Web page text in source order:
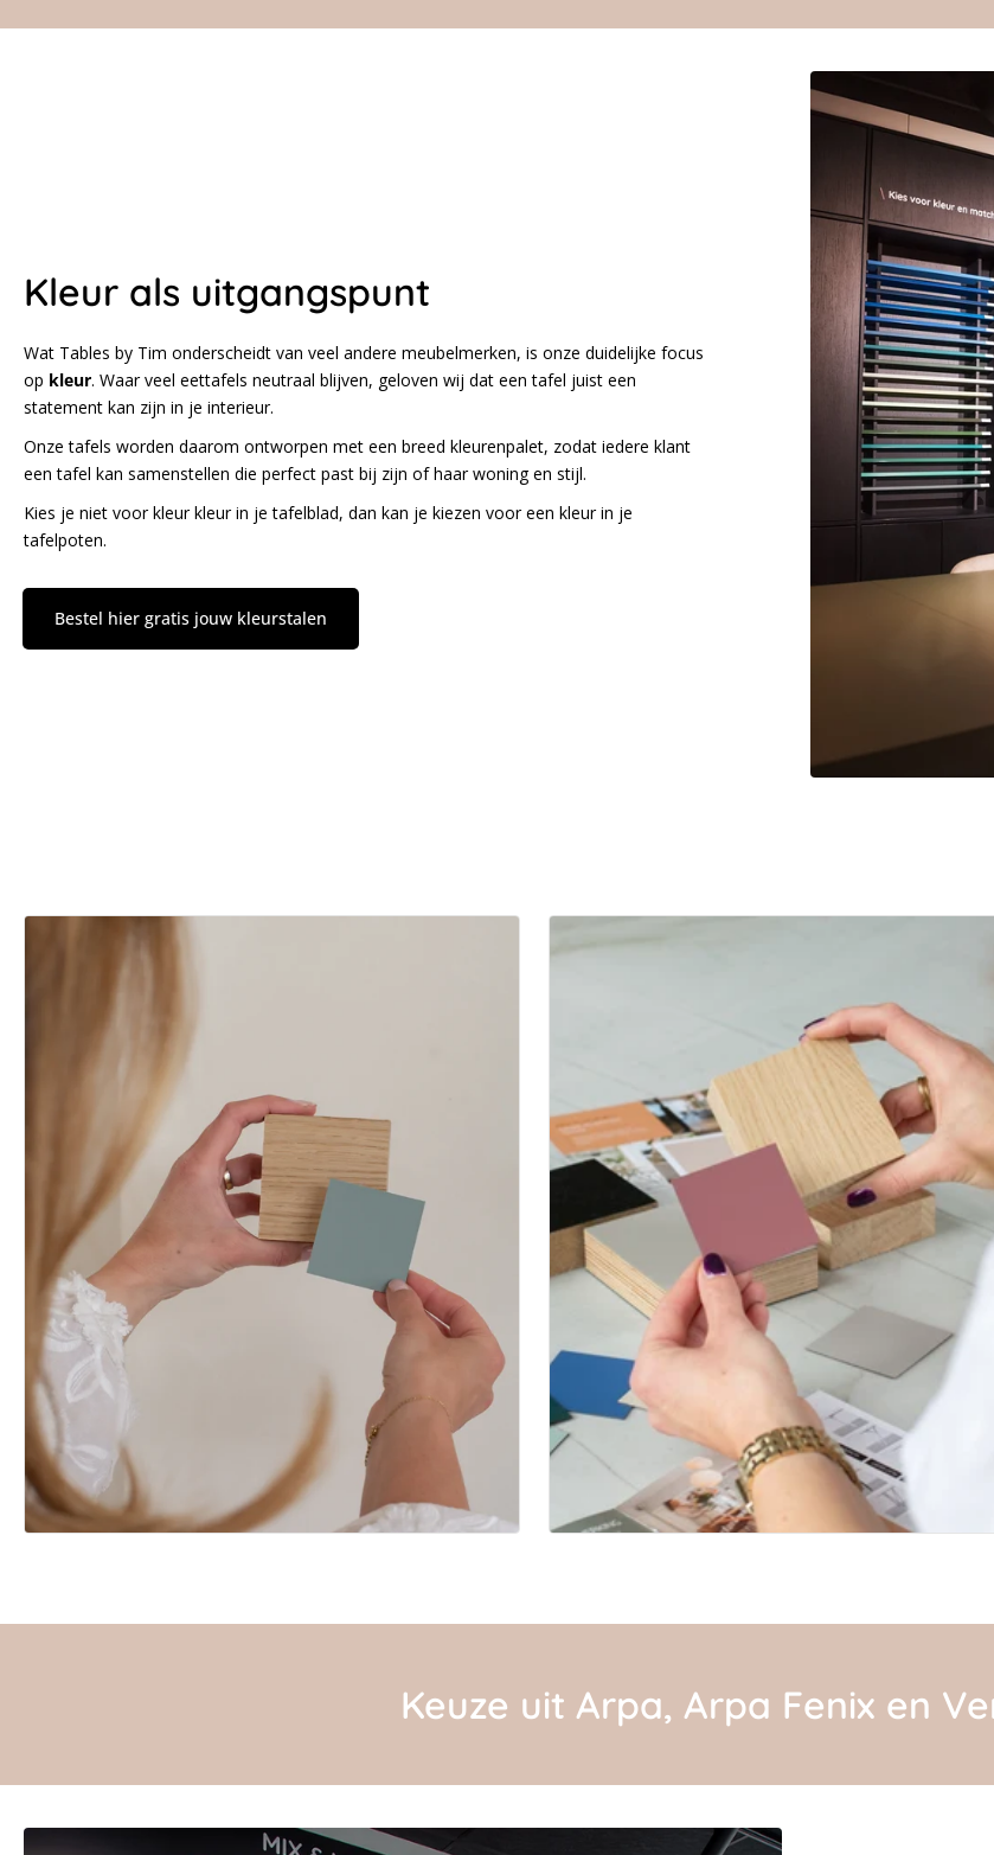
Kleur als uitgangspunt
Wat Tables by Tim onderscheidt van veel andere meubelmerken, is onze duidelijke focus
op kleur. Waar veel eettafels neutraal blijven, geloven wij dat een tafel juist een
statement kan zijn in je interieur.
Onze tafels worden daarom ontworpen met een breed kleurenpalet, zodat iedere klant
een tafel kan samenstellen die perfect past bij zijn of haar woning en stijl.
Kies je niet voor kleur kleur in je tafelblad, dan kan je kiezen voor een kleur in je
tafelpoten.
Bestel hier gratis jouw kleurstalen
Keuze uit Arpa, Arpa Fenix en